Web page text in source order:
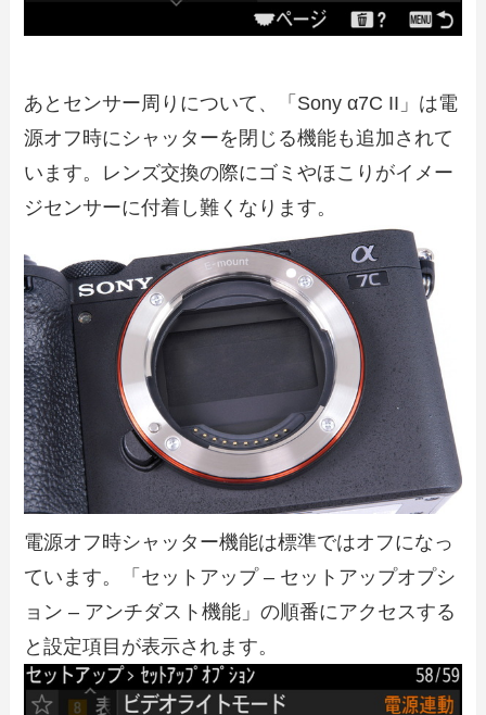
あとセンサー周りについて、「Sony α7C II」は電
源オフ時にシャッターを閉じる機能も追加されて
います。レンズ交換の際にゴミやほこりがイメー
ジセンサーに付着し難くなります。
電源オフ時シャッター機能は標準ではオフになっ
ています。「セットアップ – セットアップオプシ
ョン – アンチダスト機能」の順番にアクセスする
と設定項目が表示されます。